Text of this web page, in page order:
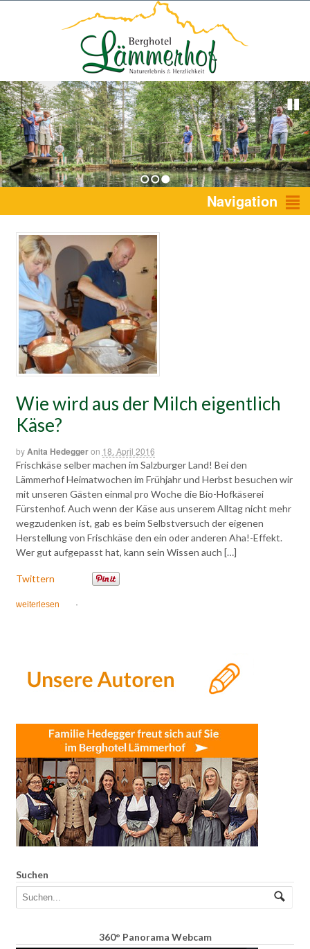
1 2 3 Navigation
Wie wird aus der Milch eigentlich
Käse?
byAnita Hedeggeron 18. April 2016
Frischkäse selber machen im Salzburger Land! Bei den
Lämmerhof Heimatwochen im Frühjahr und Herbst besuchen wir
mit unseren Gästen einmal pro Woche die Bio-Hofkäserei
Fürstenhof. Auch wenn der Käse aus unserem Alltag nicht mehr
wegzudenken ist, gab es beim Selbstversuch der eigenen
Herstellung von Frischkäse den ein oder anderen Aha!-Effekt.
Wer gut aufgepasst hat, kann sein Wissen auch […]
Twittern
weiterlesen ·
Suchen
360° Panorama Webcam